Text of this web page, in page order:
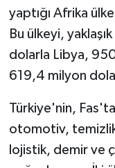
yaptığı Afrika
Bu ülkeyi,
dolarla Libya,
619,4 milyon
Türkiye'nin,
otomotiv,
lojistik, demir ve